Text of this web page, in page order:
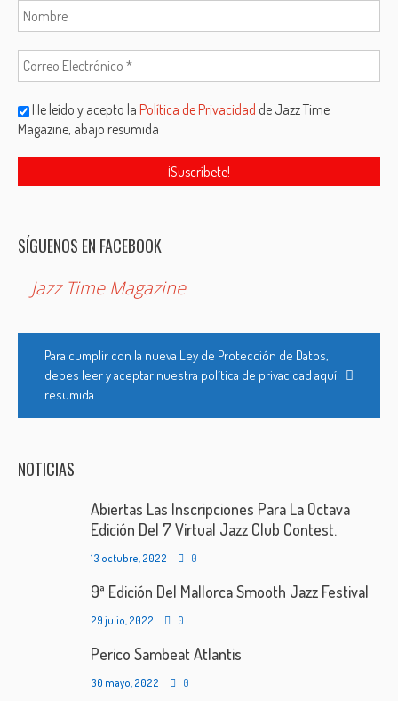
He leído y acepto laPolítica de Privacidad de Jazz Time
Magazine, abajo resumida
SÍGUENOS EN FACEBOOK
Jazz Time Magazine
Para cumplir con la nueva Ley de Protección de Datos,
debes leer y aceptar nuestra política de privacidad aquí
resumida
NOTICIAS
Abiertas Las Inscripciones Para La Octava
Edición Del 7 Virtual Jazz Club Contest.
13 octubre, 2022 0
9ª Edición Del Mallorca Smooth Jazz Festival
29 julio, 2022 0
Perico Sambeat Atlantis
30 mayo, 2022 0